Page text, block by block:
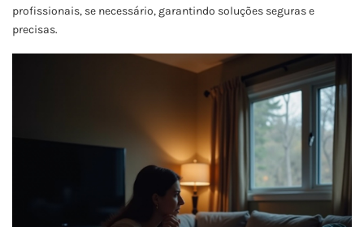
profissionais, se necessário, garantindo soluções seguras e
precisas.